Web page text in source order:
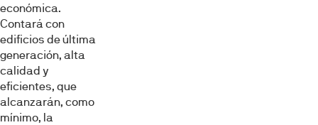
económica.
Contará con
edificios de última
generación, alta
calidad y
eficientes, que
alcanzarán, como
mínimo, la